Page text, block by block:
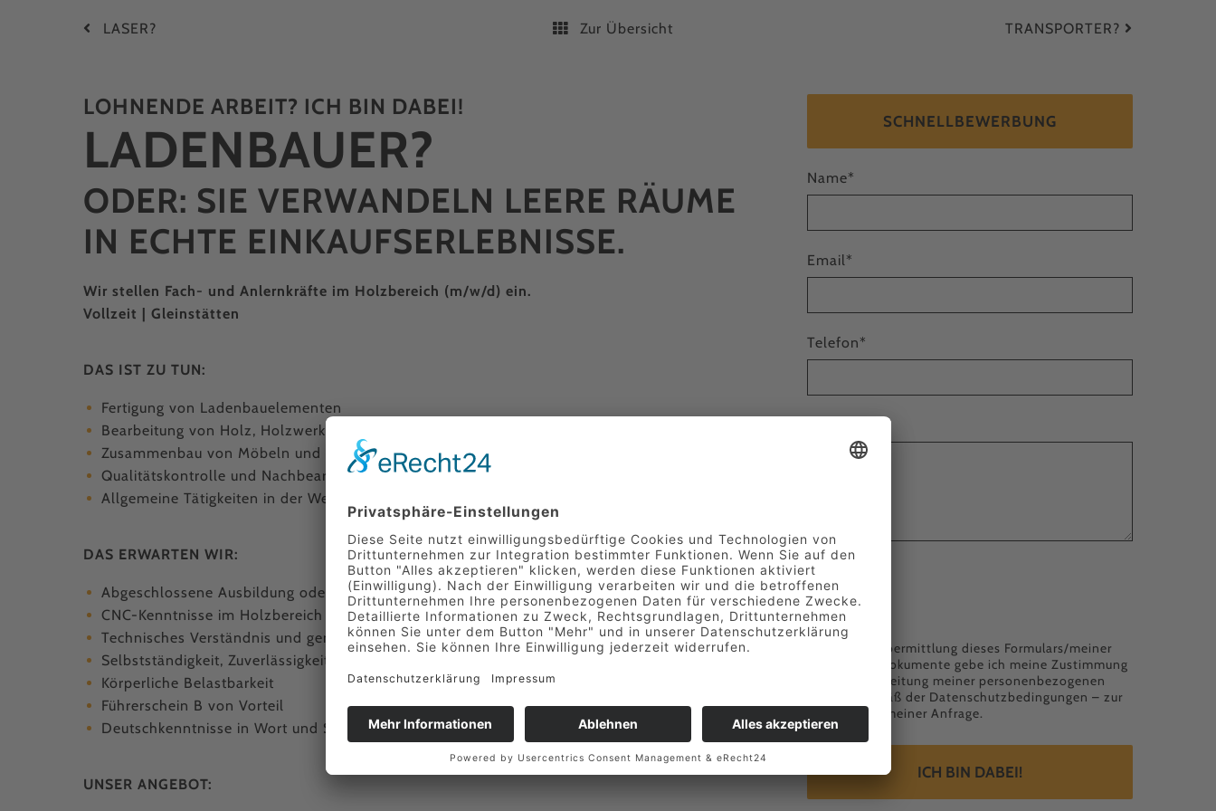
LASER? Zur Übersicht TRANS­PORTER?
LOHNENDE ARBEIT? ICH BIN DABEI!
LADEN­BAUER?
ODER: SIE VERWANDELN LEERE RÄUME
IN ECHTE EINKAUFSERLEBNISSE.
Wir stellen Fach- und Anlernkräfte im Holzbereich (m/w/d) ein.
Vollzeit | Gleinstätten
DAS IST ZU TUN:
Fertigung von Ladenbauelementen
Bearbeitung von Holz, Holzwerkstoffen und weiteren Materialien
Zusammenbau von Möbeln und Inneneinrichtungen nach Plan
Qualitätskontrolle und Nachbearbeitung der gefertigten Bauteile
Allgemeine Tätigkeiten in der Werkstatt
DAS ERWARTEN WIR:
Abgeschlossene Ausbildung oder einschlägige Berufserfahrung als Tischler, Holztechniker, etc.
CNC-Kenntnisse im Holzbereich von Vorteil
Technisches Verständnis und genaue Arbeitsweise
Selbstständigkeit, Zuverlässigkeit und Teamfähigkeit
Körperliche Belastbarkeit
Führerschein B von Vorteil
Deutschkenntnisse in Wort und Schrift von Vorteil
UNSER ANGEBOT:
SCHNELLBEWERBUNG
Name*
Email*
Telefon*
Lebenslauf
Mit der Übermittlung dieses Formulars/meiner
Bewerbungsdokumente gebe ich meine Zustimmung
für die Verarbeitung meiner personenbezogenen
Daten – gemäß der Datenschutzbedingungen – zur
Bearbeitung meiner Anfrage.
ICH BIN DABEI!